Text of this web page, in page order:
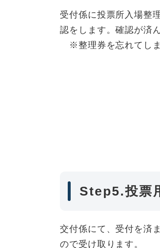
受付係に投票所入場整
認をします。確認が済
※整理券を忘れてしま
Step5.投票
交付係にて、受付を済
ので受け取ります。